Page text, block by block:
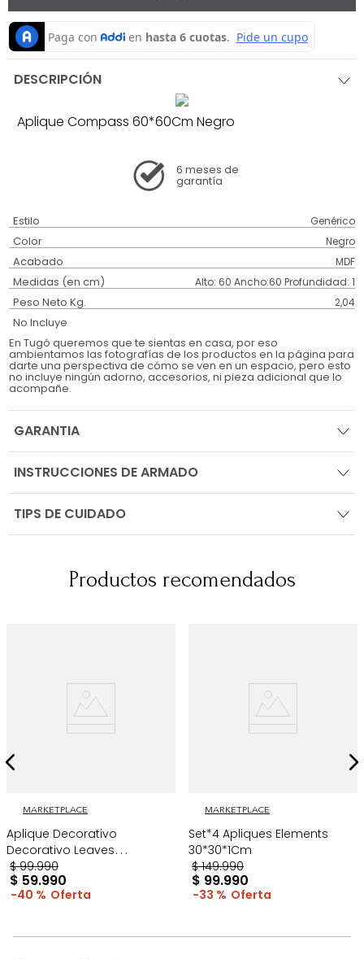
DESCRIPCIÓN
Aplique Compass 60*60Cm Negro
6 meses de
garantía
Estilo Genérico
Color Negro
Acabado MDF
Medidas (en cm) Alto: 60 Ancho:60 Profundidad: 1
Peso Neto Kg. 2,04
No Incluye
En Tugó queremos que te sientas en casa, por eso
ambientamos las fotografías de los productos en la página para
darte una perspectiva de cómo se ven en un espacio, pero esto
no incluye ningún adorno, accesorios, ni pieza adicional que lo
acompañe.
GARANTIA
INSTRUCCIONES DE ARMADO
TIPS DE CUIDADO
Productos recomendados
MARKETPLACE
Aplique Decorativo
Decorativo Leaves
60*30*1Cm Dorado
$ 99.990
$ 59.990
40 %
MARKETPLACE
Set*4 Apliques Elements
30*30*1Cm
$ 149.990
$ 99.990
33 %